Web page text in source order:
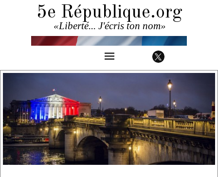
«Liberté... J'écris ton nom»
5e République.org